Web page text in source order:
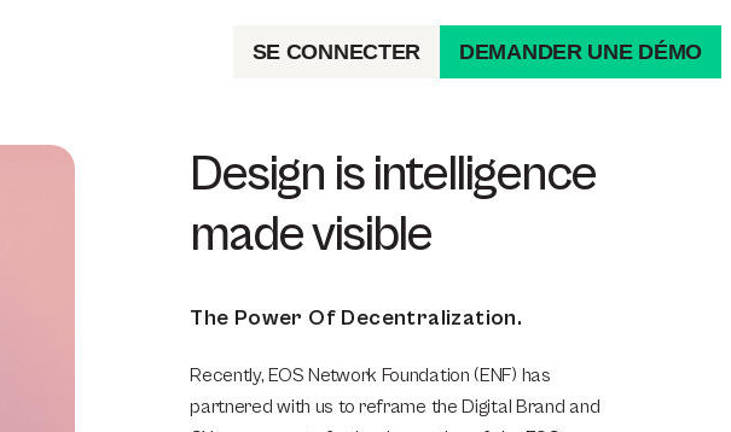
SE CONNECTER DEMANDER UNE DÉMO
Design is intelligence
made visible
The Power Of Decentralization.
Recently, EOS Network Foundation (ENF) has
partnered with us to reframe the Digital Brand and